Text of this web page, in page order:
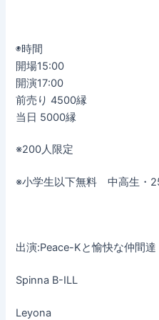
◉時間
開場15:00
開演17:00
前売り 4500縁
当日 5000縁
※200人限定
※小学生以下無料 中高生・
出演:Peace-Kと愉快な仲間達
Spinna B-ILL
Leyona